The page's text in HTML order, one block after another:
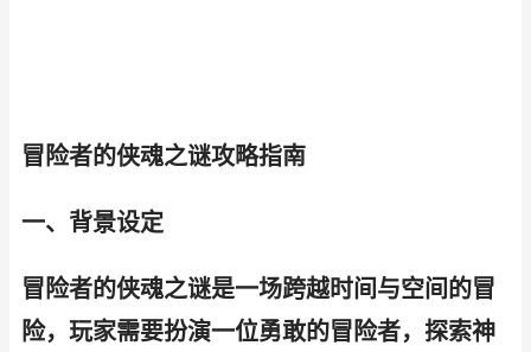
冒险者的侠魂之谜攻略指南
一、背景设定
冒险者的侠魂之谜是一场跨越时间与空间的冒
险，玩家需要扮演一位勇敢的冒险者，探索神